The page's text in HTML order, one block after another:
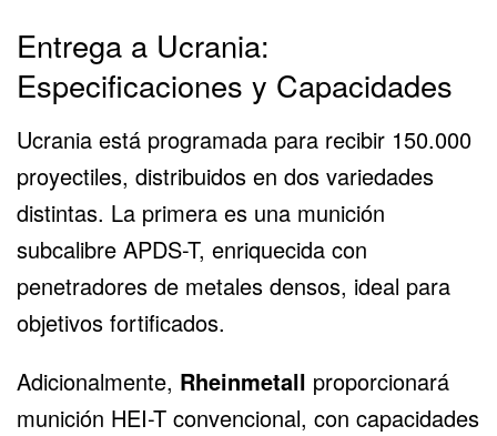
Entrega a Ucrania:
Especificaciones y Capacidades
Ucrania está programada para recibir 150.000
proyectiles, distribuidos en dos variedades
distintas. La primera es una munición
subcalibre APDS-T, enriquecida con
penetradores de metales densos, ideal para
objetivos fortificados.
Adicionalmente, Rheinmetall proporcionará
munición HEI-T convencional, con capacidades